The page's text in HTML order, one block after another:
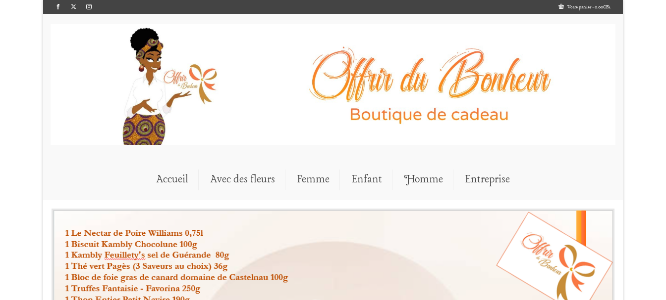
Votre panier-0.00CFA
Accueil Avec des fleurs Femme Enfant Homme Entreprise